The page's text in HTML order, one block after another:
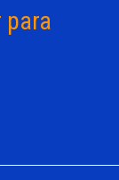
para